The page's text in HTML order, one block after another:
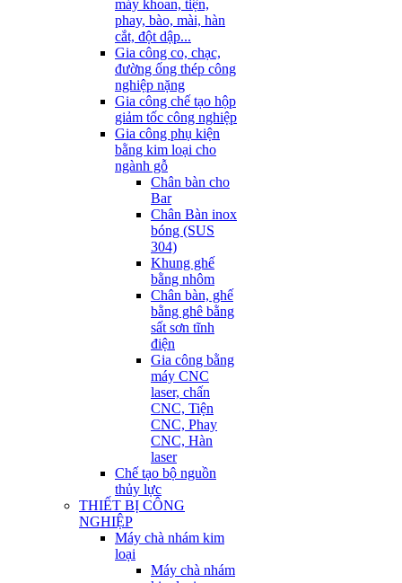
máy khoan, tiện,
phay, bào, mài, hàn
cắt, đột dập...
Gia công co, chạc,
đường ống thép công
nghiệp nặng
Gia công chế tạo hộp
giảm tốc công nghiệp
Gia công phụ kiện
bằng kim loại cho
ngành gỗ
Chân bàn cho
Bar
Chân Bàn inox
bóng (SUS
304)
Khung ghế
bằng nhôm
Chân bàn, ghế
bằng ghê bằng
sất sơn tĩnh
điện
Gia công bằng
máy CNC
laser, chấn
CNC, Tiện
CNC, Phay
CNC, Hàn
laser
Chế tạo bộ nguồn
thủy lực
THIẾT BỊ CÔNG
NGHIỆP
Máy chà nhám kim
loại
Máy chà nhám